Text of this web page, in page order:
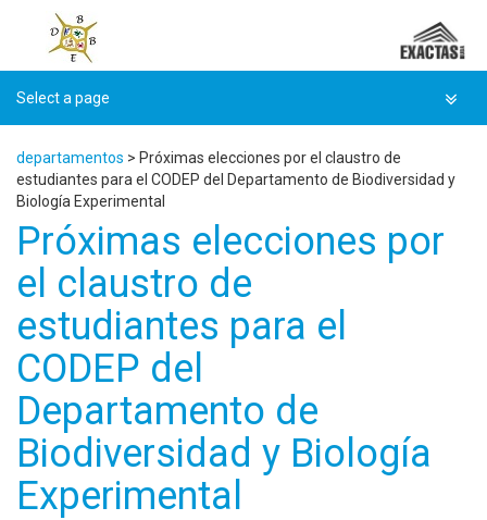
content
departamentos > Próximas elecciones por el claustro de
estudiantes para el CODEP del Departamento de Biodiversidad y
Biología Experimental
Próximas elecciones por
el claustro de
estudiantes para el
CODEP del
Departamento de
Biodiversidad y Biología
Experimental